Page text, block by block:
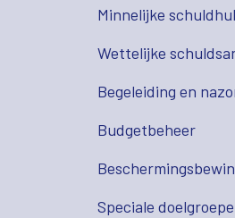
Minnelijke
Wettelijke
Begeleiding en
Budgetbeheer
Speciale